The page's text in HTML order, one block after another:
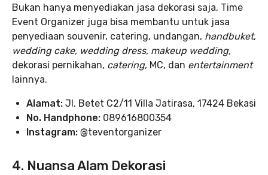
Bukan hanya menyediakan jasa dekorasi saja, Time
Event Organizer juga bisa membantu untuk jasa
penyediaan souvenir, catering, undangan, handbuket,
wedding cake, wedding dress, makeup wedding,
dekorasi pernikahan, catering, MC, dan entertainment
lainnya.
Alamat: Jl. Betet C2/11 Villa Jatirasa, 17424 Bekasi
No. Handphone: 089616800354
Instagram: @teventorganizer
4. Nuansa Alam Dekorasi